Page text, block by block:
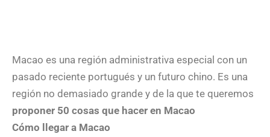
Macao es una región administrativa especial con un
pasado reciente portugués y un futuro chino. Es una
región no demasiado grande y de la que te queremos
proponer 50 cosas que hacer en Macao
Cómo llegar a Macao